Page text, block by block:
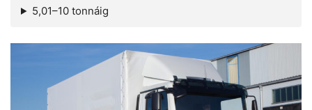
5,01–10 tonnáig